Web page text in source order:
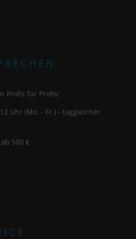
Profis für Profis!
Uhr (Mo. - Fr.) - taggleicher
500 €